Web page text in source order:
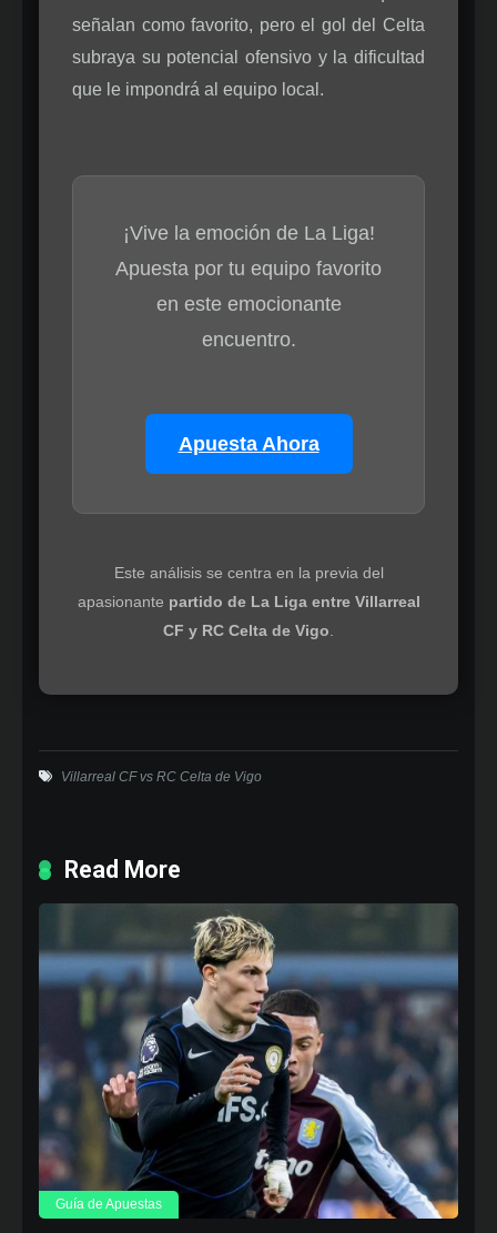
señalan como favorito, pero el gol del Celta
subraya su potencial ofensivo y la dificultad
que le impondrá al equipo local.
¡Vive la emoción de La Liga!
Apuesta por tu equipo favorito
en este emocionante
encuentro.
Apuesta Ahora
Este análisis se centra en la previa del
apasionante partido de La Liga entre Villarreal
CF y RC Celta de Vigo
Villarreal CF vs RC Celta de Vigo
Read More
Guía de Apuestas